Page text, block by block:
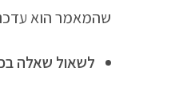
שהמאמר הוא
לשאול שאלה